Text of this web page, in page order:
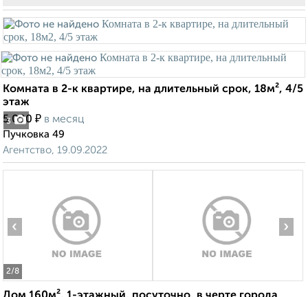
3
Комната в 2-к квартире, на длительный срок, 18м², 4/5
этаж
5 000 ₽ в месяц
Пучковка 49
Агентство, 19.09.2022
2/8
‹ ›